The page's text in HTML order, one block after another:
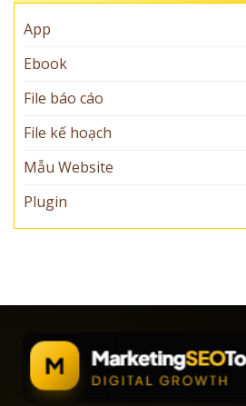
App
Ebook
File báo cáo
File kế hoạch
Mẫu Website
Plugin